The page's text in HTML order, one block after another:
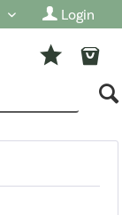
Login